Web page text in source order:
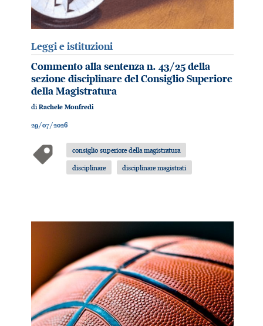
Leggi e istituzioni
Commento alla sentenza n. 43/25 della
sezione disciplinare del Consiglio Superiore
della Magistratura
diRachele Monfredi
29/07/2026
consiglio superiore della magistratura
disciplinare
disciplinare magistrati